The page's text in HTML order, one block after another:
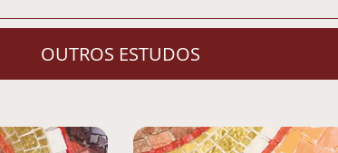
OUTROS ESTUDOS